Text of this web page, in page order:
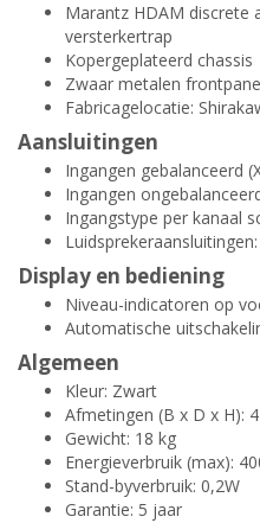
Marantz HDAM discrete
versterkertrap
Kopergeplateerd chassis
Zwaar metalen
Fabricagelocatie:
Aansluitingen
Ingangen gebalanceerd
Ingangen
Ingangstype per kanaal
Display en bediening
Niveau-indicatoren op
Automatische
Algemeen
Kleur: Zwart
Afmetingen (B x D x H):
Gewicht: 18 kg
Energieverbruik (max):
Stand-byverbruik: 0,2W
Garantie: 5 jaar